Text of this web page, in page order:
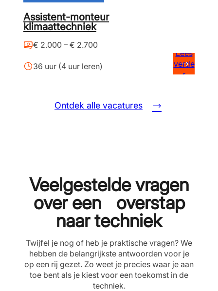
Assistent-monteur
klimaattechniek
€ 2.000 – € 2.700
36 uur (4 uur leren)
Lees
verde
r
Ontdek alle vacatures
Veelgestelde vragen
over een overstap
naar techniek
Twijfel je nog of heb je praktische vragen? We
hebben de belangrijkste antwoorden voor je
op een rij gezet. Zo weet je precies waar je aan
toe bent als je kiest voor een toekomst in de
techniek.